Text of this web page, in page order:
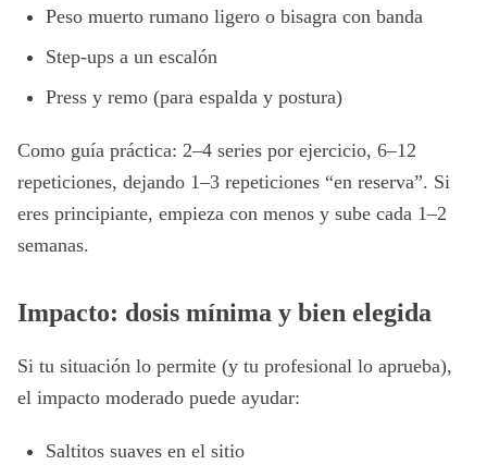
Peso muerto rumano ligero o bisagra con banda
Step-ups a un escalón
Press y remo (para espalda y postura)
Como guía práctica: 2–4 series por ejercicio, 6–12
repeticiones, dejando 1–3 repeticiones “en reserva”. Si
eres principiante, empieza con menos y sube cada 1–2
semanas.
Impacto: dosis mínima y bien elegida
Si tu situación lo permite (y tu profesional lo aprueba),
el impacto moderado puede ayudar:
Saltitos suaves en el sitio